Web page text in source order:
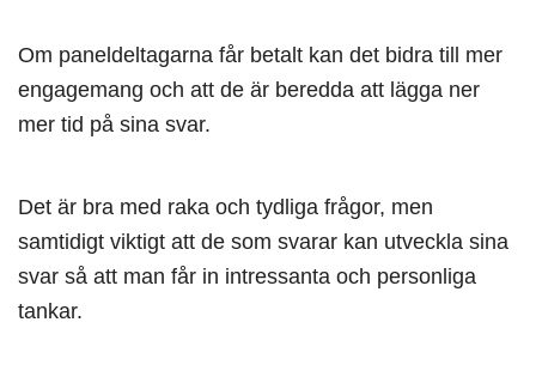
Om paneldeltagarna får betalt kan det bidra till mer
engagemang och att de är beredda att lägga ner
mer tid på sina svar.
Det är bra med raka och tydliga frågor, men
samtidigt viktigt att de som svarar kan utveckla sina
svar så att man får in intressanta och personliga
tankar.